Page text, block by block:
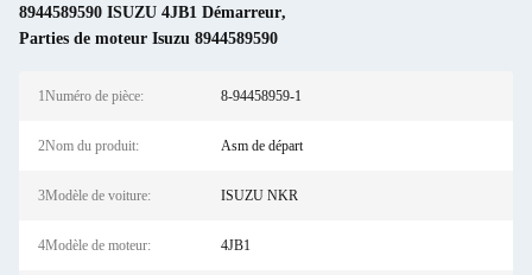
8944589590 ISUZU 4JB1 Démarreur,
Parties de moteur Isuzu 8944589590
1Numéro de pièce: 8-94458959-1
2Nom du produit: Asm de départ
3Modèle de voiture: ISUZU NKR
4Modèle de moteur: 4JB1